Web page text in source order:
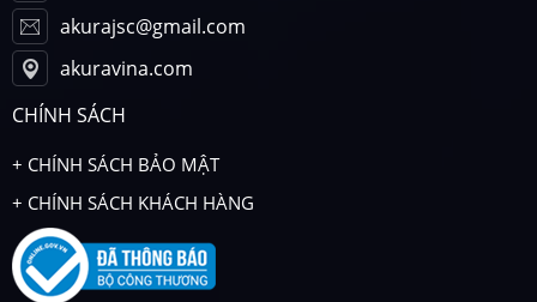
akurajsc@gmail.com
akuravina.com
CHÍNH SÁCH
+ CHÍNH SÁCH BẢO MẬT
+ CHÍNH SÁCH KHÁCH HÀNG